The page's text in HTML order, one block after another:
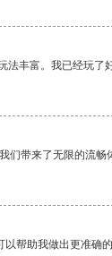
丰富。我已经玩了
们带来了无限的流畅
帮助我做出更准确的